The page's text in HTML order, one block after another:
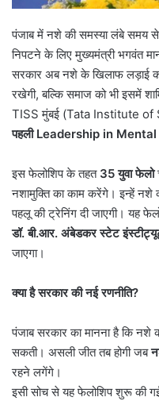
पंजाब में नशे की समस्या लंबे समय से
निपटने के लिए मुख्यमंत्री भगवंत
सरकार अब नशे के खिलाफ लड़ाई
रखेगी, बल्कि समाज को भी इसमें
TISS मुंबई (Tata Institute
पहलीLeadership in
इस फेलोशिप के तहत 35युवा फेलो
नशामुक्ति का काम करेंगे। इन्हें नशे
पहलू की ट्रेनिंग दी जाएगी। यह
डॉ. बी.आर. अंबेडकर स्टेट
जाएगा।
क्या है सरकार की नई रणनीति?
पंजाब सरकार का मानना है कि नशे
सकती। असली जीत तब होगी जब
रहने लगेंगे।
इसी सोच से यह फेलोशिप शुरू की